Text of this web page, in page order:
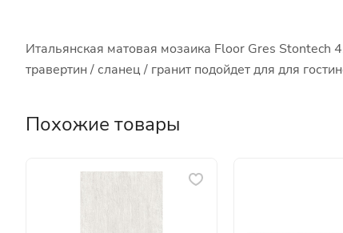
Итальянская матовая мозаика Floor Gres
травертин / сланец / гранит подойдет для для
Похожие товары